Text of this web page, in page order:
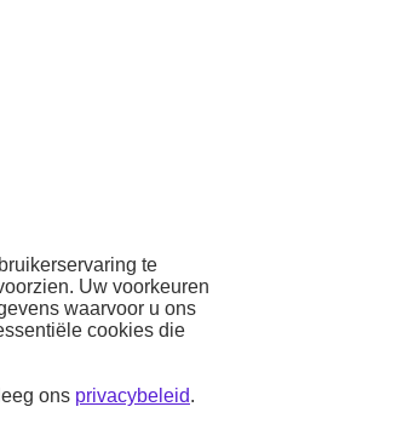
te
Uw voorkeuren
waarvoor u ons
cookies die
ons privacybeleid.